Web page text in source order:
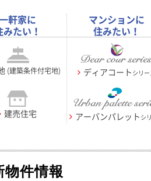
軒家に
みたい！
(建築条件付宅地)
建売住宅
マンションに
住みたい！
ディアコート シリ
アーバンパレット シ
物件情報